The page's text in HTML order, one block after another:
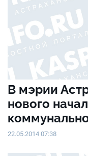
В мэрии
нового
22.05.2014 07:38